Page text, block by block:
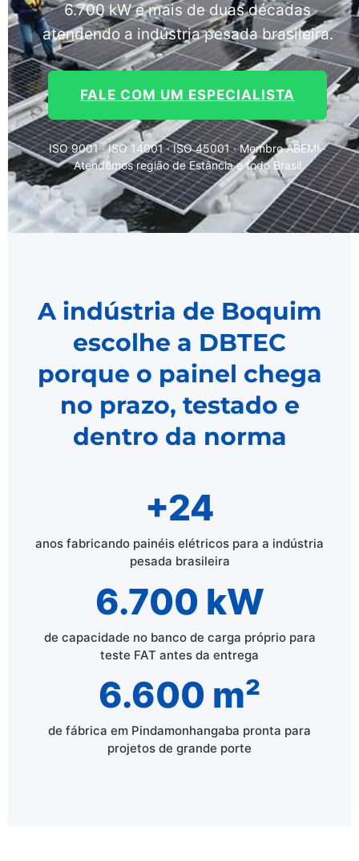
6.700 kW e mais de duas décadas
atendendo a indústria pesada brasileira.
FALE COM UM ESPECIALISTA
ISO 9001 · ISO 14001 · ISO 45001 · Membro ABEMI ·
Atendemos região de Estância e todo Brasil
A indústria de Boquim
escolhe a DBTEC
porque o painel chega
no prazo, testado e
dentro da norma
+24
anos fabricando painéis elétricos para a indústria
pesada brasileira
6.700 kW
de capacidade no banco de carga próprio para
teste FAT antes da entrega
6.600 m²
de fábrica em Pindamonhangaba pronta para
projetos de grande porte